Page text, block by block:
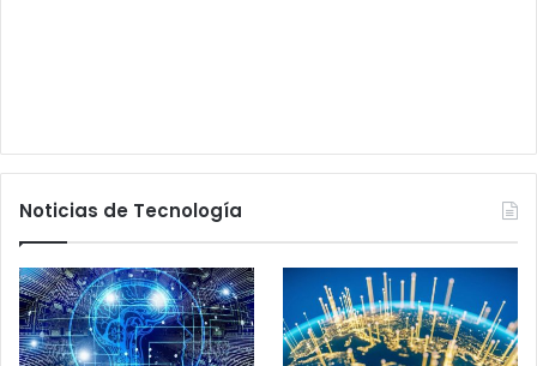
Noticias de Tecnología